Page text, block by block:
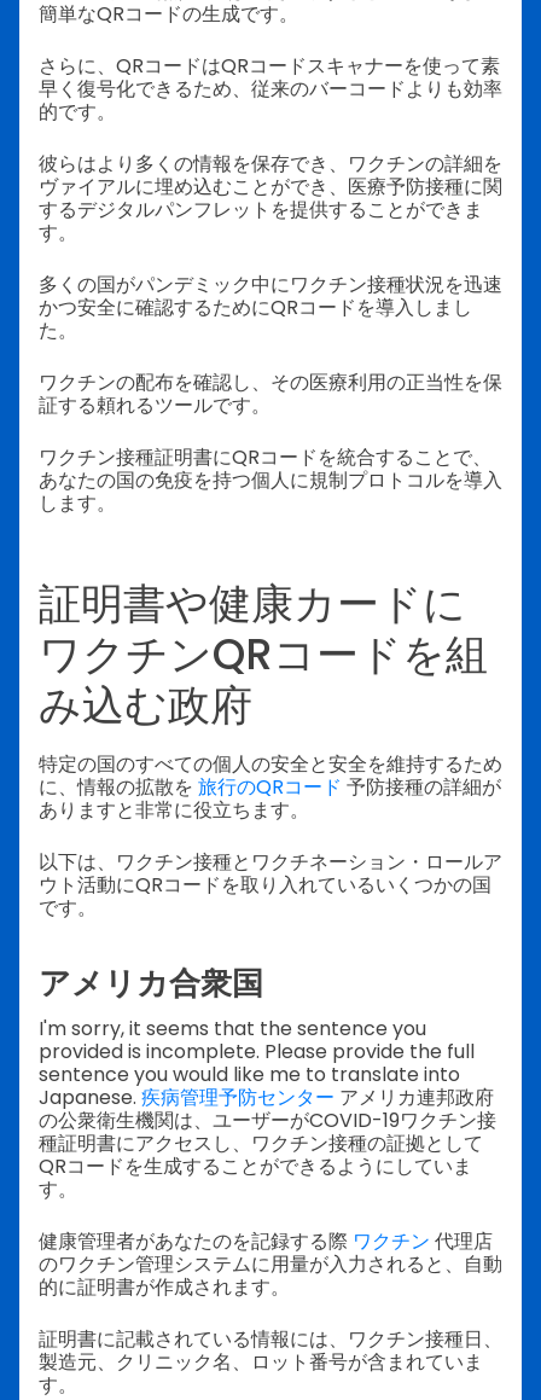
簡単なQRコードの生成です。
さらに、QRコードはQRコードスキャナーを使って素
早く復号化できるため、従来のバーコードよりも効率
的です。
彼らはより多くの情報を保存でき、ワクチンの詳細を
ヴァイアルに埋め込むことができ、医療予防接種に関
するデジタルパンフレットを提供することができま
す。
多くの国がパンデミック中にワクチン接種状況を迅速
かつ安全に確認するためにQRコードを導入しまし
た。
ワクチンの配布を確認し、その医療利用の正当性を保
証する頼れるツールです。
ワクチン接種証明書にQRコードを統合することで、
あなたの国の免疫を持つ個人に規制プロトコルを導入
します。
証明書や健康カードに
ワクチンQRコードを組
み込む政府
特定の国のすべての個人の安全と安全を維持するため
に、情報の拡散を 旅行のQRコード 予防接種の詳細が
ありますと非常に役立ちます。
以下は、ワクチン接種とワクチネーション・ロールア
ウト活動にQRコードを取り入れているいくつかの国
です。
アメリカ合衆国
I'm sorry, it seems that the sentence you
provided is incomplete. Please provide the full
sentence you would like me to translate into
Japanese. 疾病管理予防センター アメリカ連邦政府
の公衆衛生機関は、ユーザーがCOVID-19ワクチン接
種証明書にアクセスし、ワクチン接種の証拠として
QRコードを生成することができるようにしていま
す。
健康管理者があなたのを記録する際 ワクチン 代理店
のワクチン管理システムに用量が入力されると、自動
的に証明書が作成されます。
証明書に記載されている情報には、ワクチン接種日、
製造元、クリニック名、ロット番号が含まれていま
す。